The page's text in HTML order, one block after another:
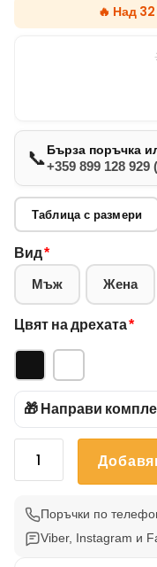
🔥 Над
📞Бърза поръчка
+359 899 128 929
Таблица с размери
Вид*
Мъж Жена
Цвят на дрехата*
🎁 Направи
количество
КокапуПоръчки по
Viber, Instagram и